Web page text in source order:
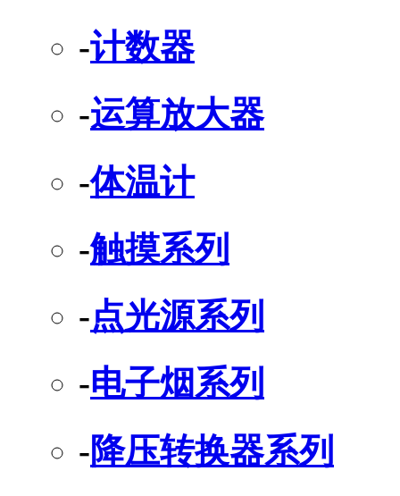
-计数器
-运算放大器
-体温计
-触摸系列
-点光源系列
-电子烟系列
-降压转换器系列